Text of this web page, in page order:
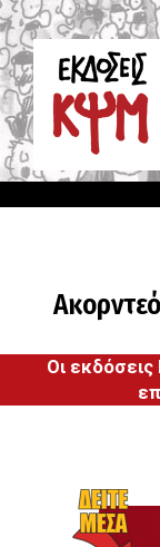
Παράκαμψη
προς
το
κυρίως
περιεχόμενο
Οι